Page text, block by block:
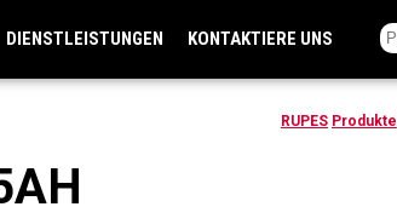
DIENSTLEISTUNGEN KONTAKTIERE UNS
RUPES Produkte